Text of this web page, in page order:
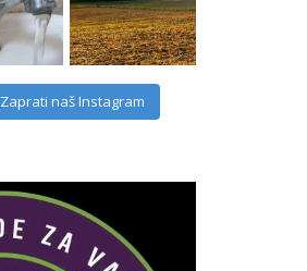
Zaprati naš Instagram